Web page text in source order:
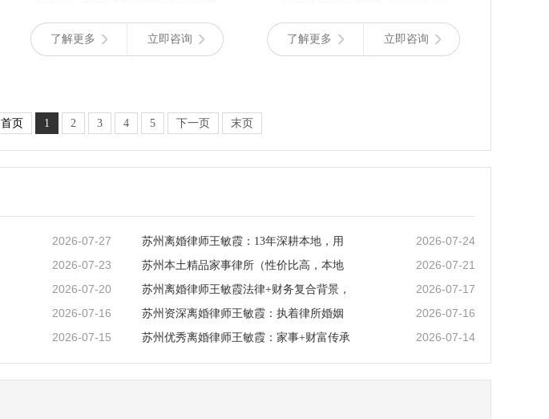
了解更多 立即咨询 了解更多 立即咨询
首页 1 2 3 4 5 下一页 末页
2026-07-27 苏州离婚律师王敏霞：13年深耕本地，用 2026-07-24
2026-07-23 苏州本土精品家事律所（性价比高，本地 2026-07-21
2026-07-20 苏州离婚律师王敏霞法律+财务复合背景， 2026-07-17
2026-07-16 苏州资深离婚律师王敏霞：执着律所婚姻 2026-07-16
2026-07-15 苏州优秀离婚律师王敏霞：家事+财富传承 2026-07-14